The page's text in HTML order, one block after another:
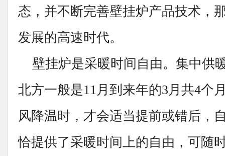
态，并不断完善壁挂炉产品技术，
发展的高速时代。
壁挂炉是采暖时间自由。集中供
北方一般是11月到来年的3月共4个
风降温时，才会适当提前或错后，
恰提供了采暖时间上的自由，可随